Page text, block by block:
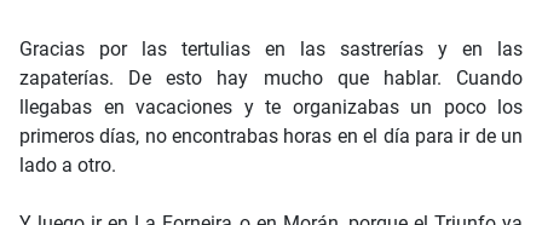
Gracias por las tertulias en las sastrerías y en las
zapaterías. De esto hay mucho que hablar. Cuando
llegabas en vacaciones y te organizabas un poco los
primeros días, no encontrabas horas en el día para ir de un
lado a otro.